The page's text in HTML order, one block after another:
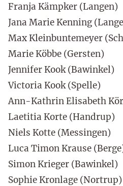
Franja Kämpker (Langen)
Jana Marie Kenning
Max Kleinbuntemeyer
Marie Köbbe (Gersten)
Jennifer Kook (Bawinkel)
Victoria Kook (Spelle)
Ann-Kathrin Elisabeth
Laetitia Korte (Handrup)
Niels Kotte (Messingen)
Luca Timon Krause
Simon Krieger (Bawinkel)
Sophie Kronlage (Nortrup)